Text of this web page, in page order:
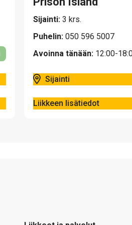
Sijainti: 3 krs.
Puhelin: 050 596 5007
Avoinna tänään: 12:00-
Sijainti
Liikkeen lisätiedot